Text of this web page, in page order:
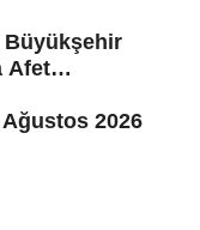
Büyükşehir
Afet
Ağustos 2026